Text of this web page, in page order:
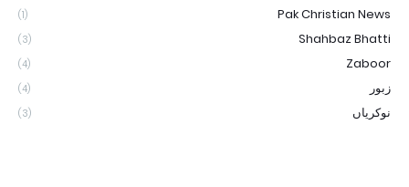
Pak Christian News
(1)
Shahbaz Bhatti
(3)
Zaboor
(4)
زبور (4)
نوکریاں (3)